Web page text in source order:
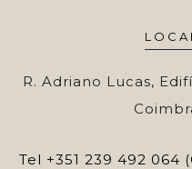
R. Adriano Lucas,
Tel +351 239 492 064